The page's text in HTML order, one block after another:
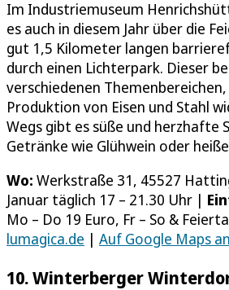
Im Industriemuseum
es auch in diesem Jahr über die
gut 1,5 Kilometer langen
durch einen Lichterpark. Dieser
verschiedenen
Produktion von Eisen und Stahl
Wegs gibt es süße und herzhafte
Getränke wie Glühwein oder
Wo: Werkstraße 31, 45527
Januar täglich 17 – 21.30 Uhr |
Mo – Do 19 Euro, Fr – So &
lumagica.de | Auf Google Maps
10. Winterberger